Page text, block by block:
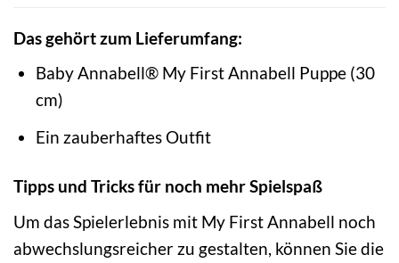
Das gehört zum Lieferumfang:
Baby Annabell® My First Annabell Puppe (30
cm)
Ein zauberhaftes Outfit
Tipps und Tricks für noch mehr Spielspaß
Um das Spielerlebnis mit My First Annabell noch
abwechslungsreicher zu gestalten, können Sie die